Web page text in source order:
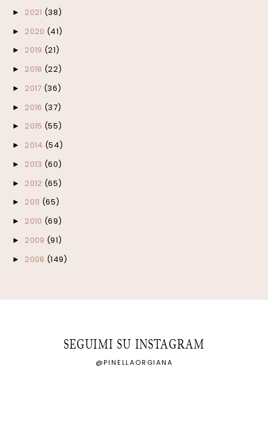
► 2021 (38)
► 2020 (41)
► 2019 (21)
► 2018 (22)
► 2017 (36)
► 2016 (37)
► 2015 (55)
► 2014 (54)
► 2013 (60)
► 2012 (65)
► 2011 (65)
► 2010 (69)
► 2009 (91)
► 2008 (149)
SEGUIMI SU INSTAGRAM
@PINELLAORGIANA